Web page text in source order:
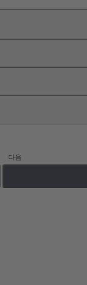
다음